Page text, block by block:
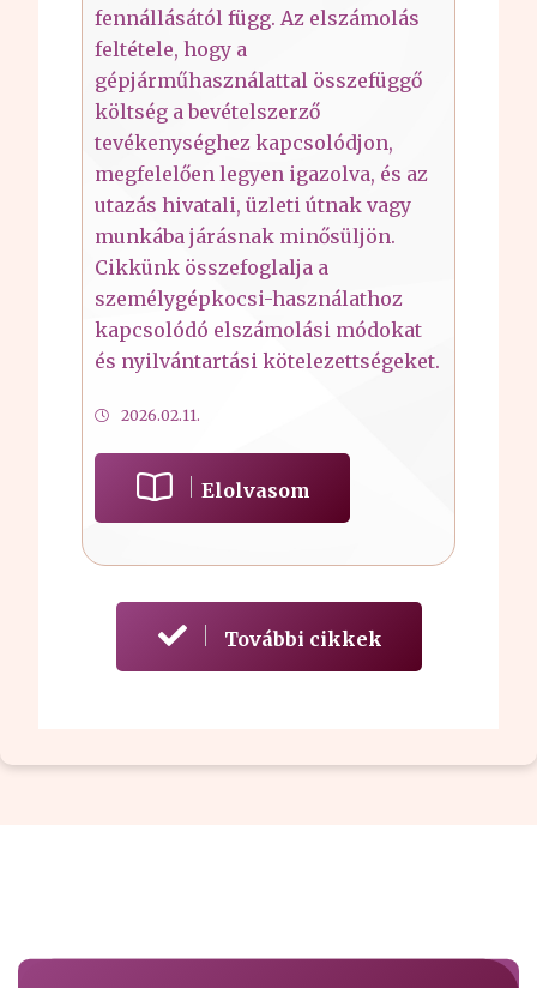
fennállásától függ. Az elszámolás
feltétele, hogy a
gépjárműhasználattal összefüggő
költség a bevételszerző
tevékenységhez kapcsolódjon,
megfelelően legyen igazolva, és az
utazás hivatali, üzleti útnak vagy
munkába járásnak minősüljön.
Cikkünk összefoglalja a
személygépkocsi-használathoz
kapcsolódó elszámolási módokat
és nyilvántartási kötelezettségeket.
2026.02.11.
Elolvasom
További cikkek